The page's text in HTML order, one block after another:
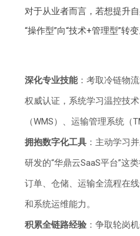
对于从业者而言，若想提升
“操作型”向“技术+管理型”转
深化专业技能：考取冷链物
权威认证，系统学习温控技
（WMS）、运输管理系统（
拥抱数字化工具 ：主动学习
研发的“华鼎云SaaS平台”这
订单、仓储、运输全流程在
和系统运维能力。
积累全链路经验：争取轮岗